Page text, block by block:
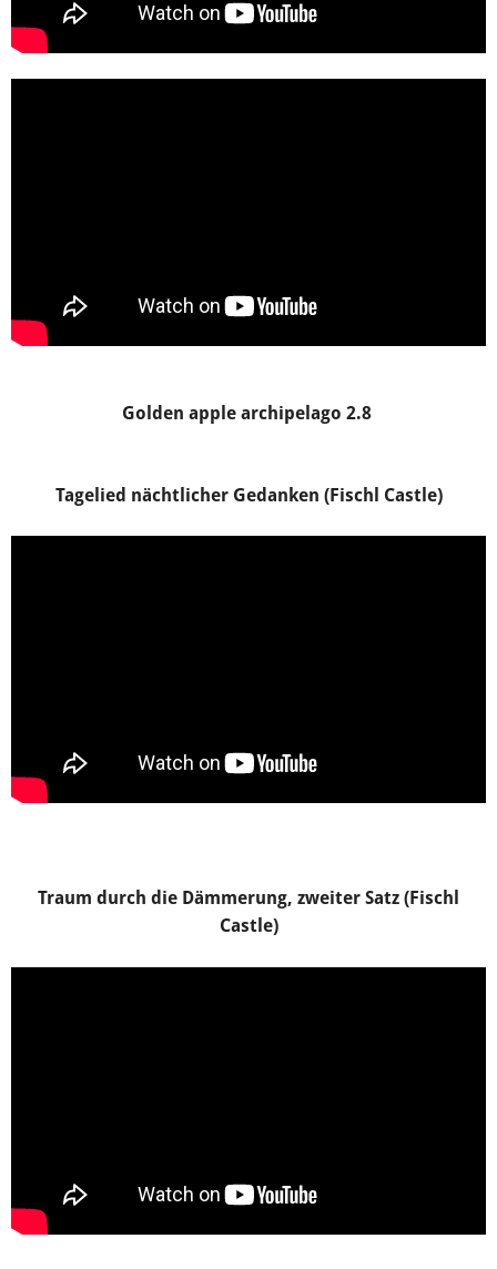
Golden apple archipelago 2.8
Tagelied nächtlicher Gedanken (Fischl Castle)
Traum durch die Dämmerung, zweiter Satz (Fischl
Castle)